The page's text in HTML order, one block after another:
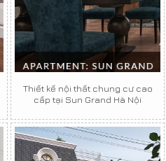
Thiết kế nội thất chung cư cao
cấp tại Sun Grand Hà Nội